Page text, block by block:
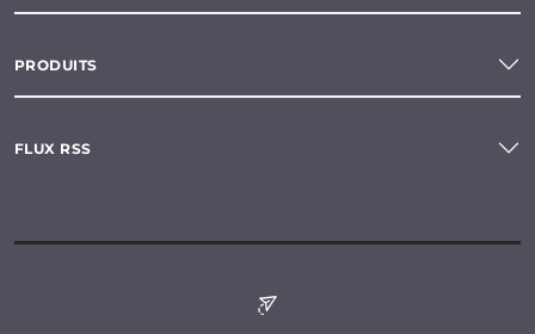
PRODUITS
FLUX RSS